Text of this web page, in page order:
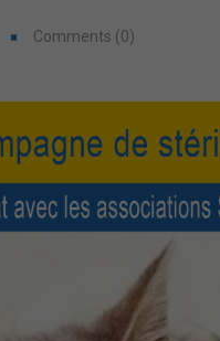
Comments (0)